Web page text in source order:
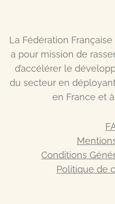
La Fédération
a pour mission de
d’accélérer le
du secteur en
en France et
Conditions
Politique de